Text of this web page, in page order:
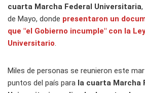
cuarta Marcha Federal Universitaria,
de Mayo, donde presentaron un
que "el Gobierno incumple" con la
Universitario.
Miles de personas se reunieron este
puntos del país para la cuarta Marcha